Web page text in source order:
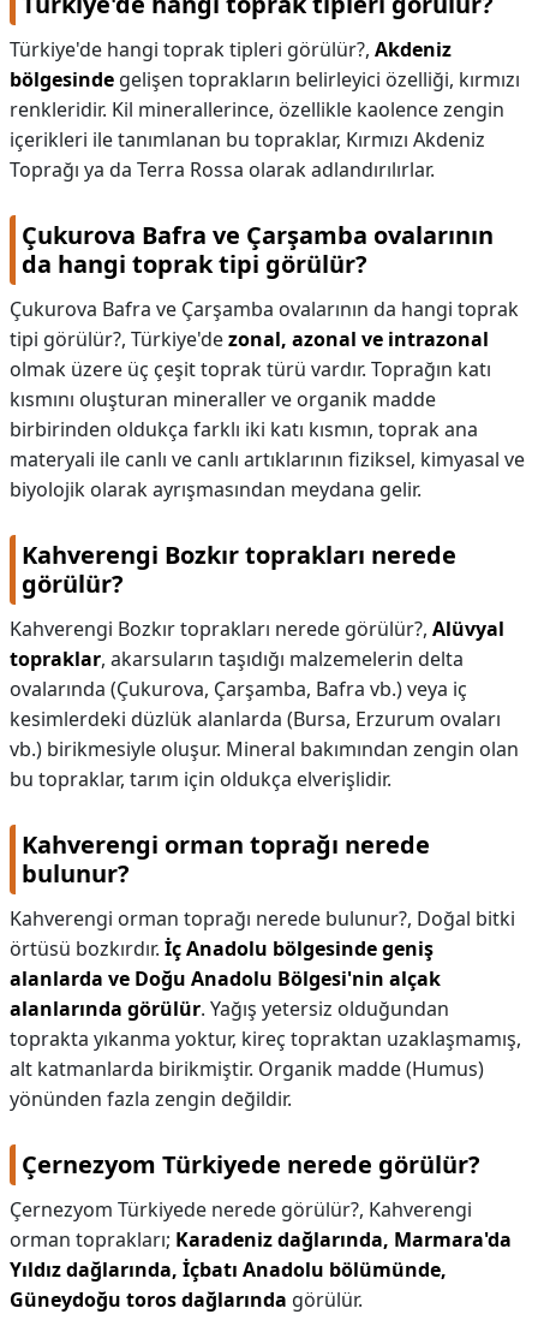
Türkiye'de hangi toprak tipleri görülür?, Akdeniz
bölgesinde gelişen toprakların belirleyici özelliği, kırmızı
renkleridir. Kil minerallerince, özellikle kaolence zengin
içerikleri ile tanımlanan bu topraklar, Kırmızı Akdeniz
Toprağı ya da Terra Rossa olarak adlandırılırlar.
Çukurova Bafra ve Çarşamba ovalarının
da hangi toprak tipi görülür?
Çukurova Bafra ve Çarşamba ovalarının da hangi toprak
tipi görülür?, Türkiye'dezonal, azonal ve intrazonal
olmak üzere üç çeşit toprak türü vardır. Toprağın katı
kısmını oluşturan mineraller ve organik madde
birbirinden oldukça farklı iki katı kısmın, toprak ana
materyali ile canlı ve canlı artıklarının fiziksel, kimyasal ve
biyolojik olarak ayrışmasından meydana gelir.
Kahverengi Bozkır toprakları nerede
görülür?
Kahverengi Bozkır toprakları nerede görülür?, Alüvyal
topraklar, akarsuların taşıdığı malzemelerin delta
ovalarında (Çukurova, Çarşamba, Bafra vb.) veya iç
kesimlerdeki düzlük alanlarda (Bursa, Erzurum ovaları
vb.) birikmesiyle oluşur. Mineral bakımından zengin olan
bu topraklar, tarım için oldukça elverişlidir.
Kahverengi orman toprağı nerede
bulunur?
Kahverengi orman toprağı nerede bulunur?, Doğal bitki
örtüsü bozkırdır. İç Anadolu bölgesinde geniş
alanlarda ve Doğu Anadolu Bölgesi'nin alçak
alanlarında görülür. Yağış yetersiz olduğundan
toprakta yıkanma yoktur, kireç topraktan uzaklaşmamış,
alt katmanlarda birikmiştir. Organik madde (Humus)
yönünden fazla zengin değildir.
Çernezyom Türkiyede nerede görülür?
Çernezyom Türkiyede nerede görülür?, Kahverengi
orman toprakları; Karadeniz dağlarında, Marmara'da
Yıldız dağlarında, İçbatı Anadolu bölümünde,
Güneydoğu toros dağlarında görülür.